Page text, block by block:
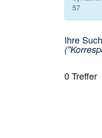
57
Ihre
0Treffer